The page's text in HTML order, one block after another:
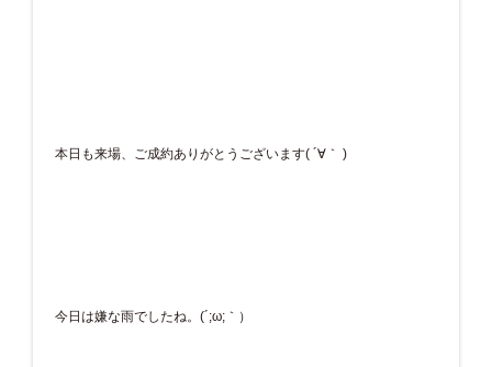
本日も来場、ご成約ありがとうございます( ´∀｀ )
今日は嫌な雨でしたね。(´;ω;｀）